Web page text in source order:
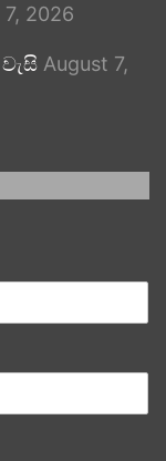
2026
August 7,